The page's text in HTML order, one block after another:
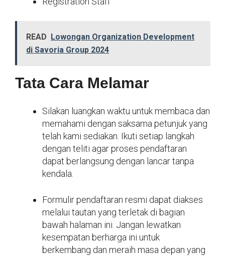
READ
Lowongan Organization Development
di Savoria Group 2024
Tata Cara Melamar
Silakan luangkan waktu untuk membaca dan
memahami dengan saksama petunjuk yang
telah kami sediakan. Ikuti setiap langkah
dengan teliti agar proses pendaftaran
dapat berlangsung dengan lancar tanpa
kendala.
Formulir pendaftaran resmi dapat diakses
melalui tautan yang terletak di bagian
bawah halaman ini. Jangan lewatkan
kesempatan berharga ini untuk
berkembang dan meraih masa depan yang